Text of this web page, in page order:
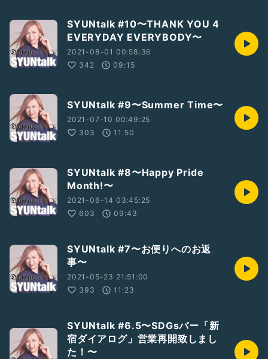
〒160-0004
東京都新宿区四谷4-9-11 新宿44FANTASYタワー7F
.
#浜崎あゆみ
さん#華原朋美さん#鈴木亜美さん#倖田來未
さん#move
SYUNtalk #10〜THANK YOU 4
EVERYDAY EVERYBODY〜
2021-08-01 00:58:36
342
09:15
SYUNtalk #9〜Summer Time〜
2021-07-10 00:49:25
303
11:50
SYUNtalk #8〜Happy Pride
Month!〜
2021-06-14 03:45:25
603
09:43
SYUNtalk #7〜お便りへのお返
事〜
2021-05-23 21:51:00
393
11:23
SYUNtalk #6.5〜SDGsバー「新
宿ダイアログ」営業再開致しまし
た！〜